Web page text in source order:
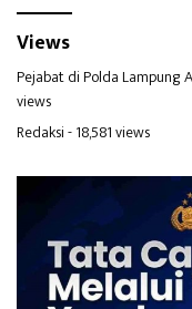
Views
Pejabat di Polda Lampung
views
Redaksi- 18,581 views